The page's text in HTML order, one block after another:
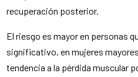
recuperación posterior.
El riesgo es mayor en personas
significativo, en mujeres
tendencia a la pérdida muscular